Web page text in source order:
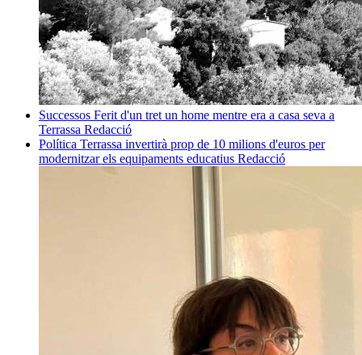
Successos Ferit d'un tret un home mentre era a casa seva a
Terrassa Redacció
Política Terrassa invertirà prop de 10 milions d'euros per
modernitzar els equipaments educatius Redacció